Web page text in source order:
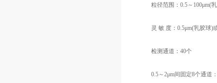
粒径范围：0.5～100μm(乳
灵 敏 度：0.5μm(乳胶球)或
检测通道：40个
0.5～2μm间固定8个通道：